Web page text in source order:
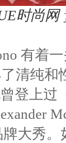
时尚网
有着
清纯
登上过
牌大秀